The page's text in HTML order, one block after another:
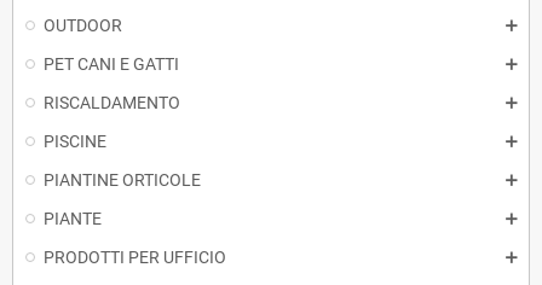
OUTDOOR
PET CANI E GATTI
RISCALDAMENTO
PISCINE
PIANTINE ORTICOLE
PIANTE
PRODOTTI PER UFFICIO